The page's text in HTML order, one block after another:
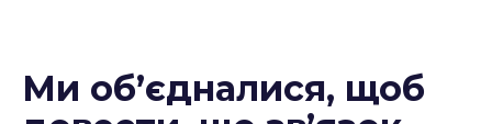
Ми об’єдналися, щоб